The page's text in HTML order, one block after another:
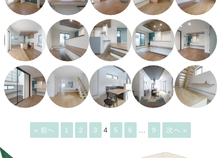
« 前へ 1 2 3 4 5 6 9 次へ »